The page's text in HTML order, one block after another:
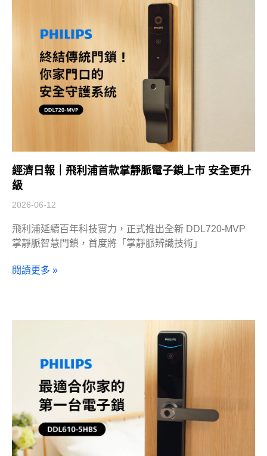
經濟日報｜飛利浦首款掌靜脈電子鎖上市 安全更升
級
2026-06-12
飛利浦延續百年科技實力，正式推出全新 DDL720-MVP
掌靜脈智慧門鎖，首度將「掌靜脈辨識技術」
閱讀更多 »